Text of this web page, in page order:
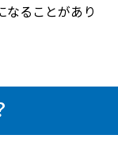
なることがあり